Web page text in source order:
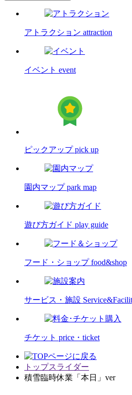
アトラクション attraction
イベント event
ピックアップ pick up
園内マップ park map
遊び方ガイド play guide
フード・ショップ food&shop
サービス・施設
チケット price・ticket
トップスライダー
積雪臨時休業「本日」ver